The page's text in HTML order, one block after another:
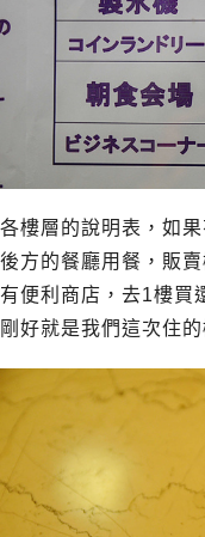
各樓層的說明表，如
後方的餐廳用餐，販
有便利商店，去1樓買
剛好就是我們這次住